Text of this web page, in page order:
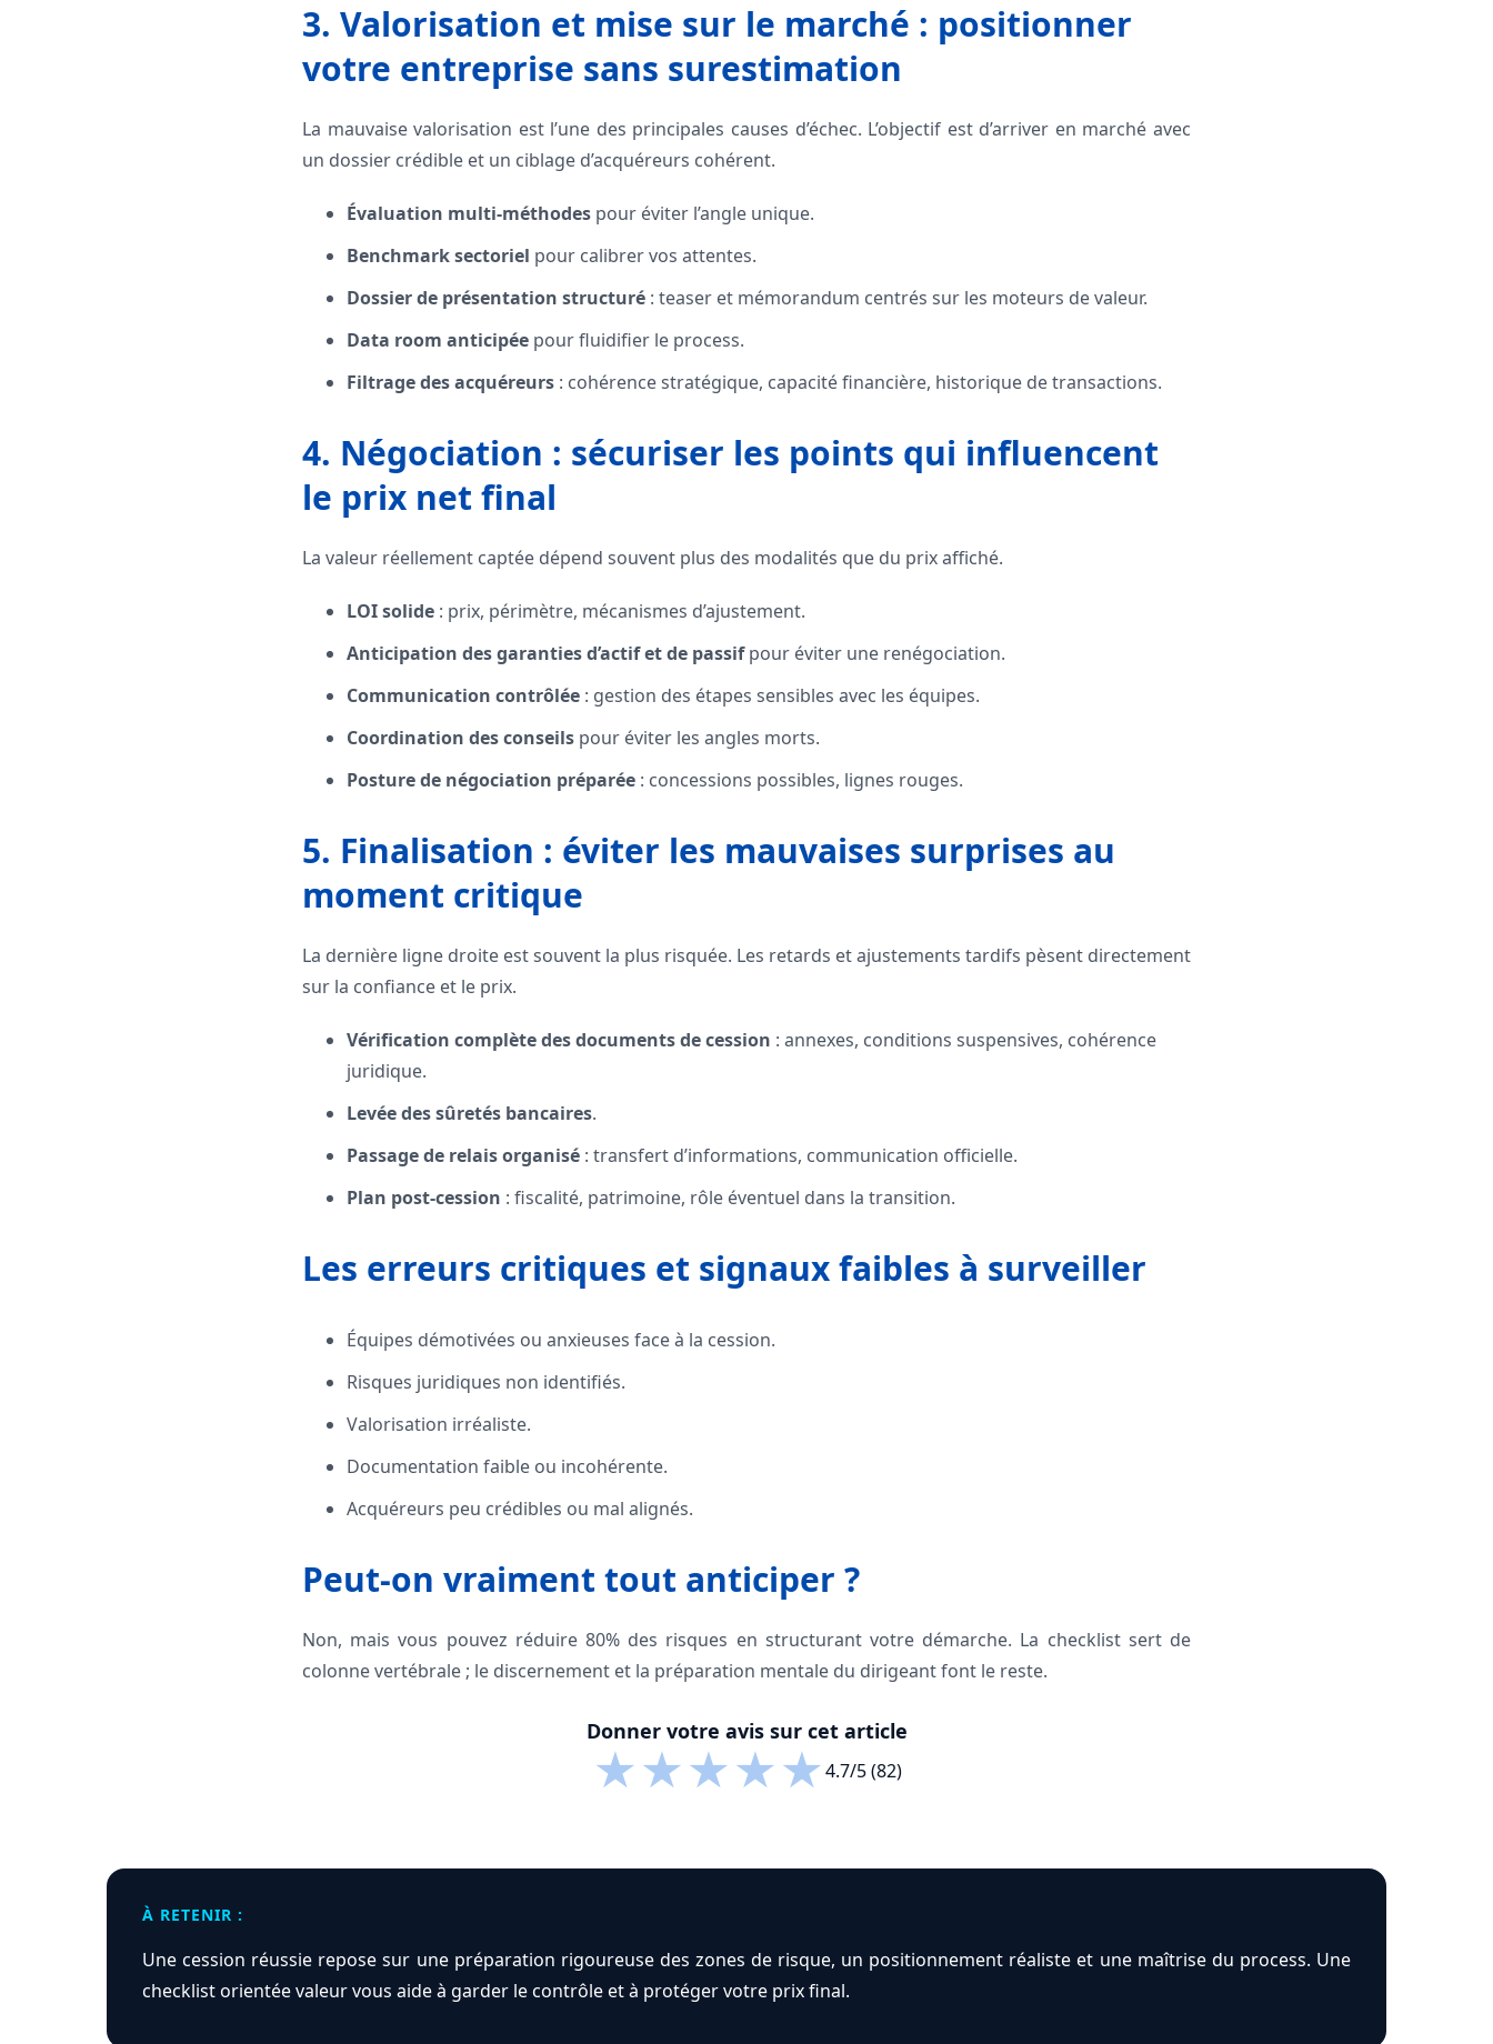
3. Valorisation et mise sur le marché : positionner
votre entreprise sans surestimation
La mauvaise valorisation est l’une des principales causes d’échec. L’objectif est d’arriver en marché avec
un dossier crédible et un ciblage d’acquéreurs cohérent.
Évaluation multi-méthodes pour éviter l’angle unique.
Benchmark sectoriel pour calibrer vos attentes.
Dossier de présentation structuré : teaser et mémorandum centrés sur les moteurs de valeur.
Data room anticipée pour fluidifier le process.
Filtrage des acquéreurs : cohérence stratégique, capacité financière, historique de transactions.
4. Négociation : sécuriser les points qui influencent
le prix net final
La valeur réellement captée dépend souvent plus des modalités que du prix affiché.
LOI solide : prix, périmètre, mécanismes d’ajustement.
Anticipation des garanties d’actif et de passifpour éviter une renégociation.
Communication contrôlée : gestion des étapes sensibles avec les équipes.
Coordination des conseils pour éviter les angles morts.
Posture de négociation préparée : concessions possibles, lignes rouges.
5. Finalisation : éviter les mauvaises surprises au
moment critique
La dernière ligne droite est souvent la plus risquée. Les retards et ajustements tardifs pèsent directement
sur la confiance et le prix.
Vérification complète des documents de cession : annexes, conditions suspensives, cohérence
juridique.
Levée des sûretés bancaires.
Passage de relais organisé : transfert d’informations, communication officielle.
Plan post-cession : fiscalité, patrimoine, rôle éventuel dans la transition.
Les erreurs critiques et signaux faibles à surveiller
Équipes démotivées ou anxieuses face à la cession.
Risques juridiques non identifiés.
Valorisation irréaliste.
Documentation faible ou incohérente.
Acquéreurs peu crédibles ou mal alignés.
Peut-on vraiment tout anticiper ?
Non, mais vous pouvez réduire 80% des risques en structurant votre démarche. La checklist sert de
colonne vertébrale ; le discernement et la préparation mentale du dirigeant font le reste.
Donner votre avis sur cet article
★★★★★4.7/5 (82)
À RETENIR :
Une cession réussie repose sur une préparation rigoureuse des zones de risque, un positionnement réaliste et une maîtrise du process. Une
checklist orientée valeur vous aide à garder le contrôle et à protéger votre prix final.